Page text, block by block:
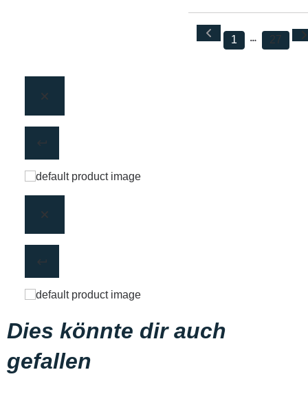
1 27
Dies könnte dir auch
gefallen